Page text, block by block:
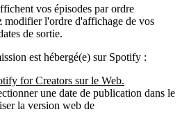
vos épisodes par ordre
modifier l'ordre d'affichage de vos
de sortie.
est hébergé(e) sur Spotify :
for Creators sur le Web.
une date de publication dans le
la version web de